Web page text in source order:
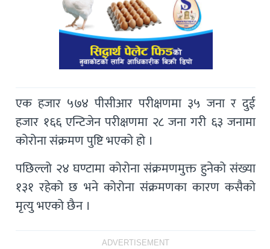
एक हजार ५७४ पीसीआर परीक्षणमा ३५ जना र दुई
हजार १६६ एन्टिजेन परीक्षणमा २८ जना गरी ६३ जनामा
कोरोना संक्रमण पुष्टि भएको हो ।
पछिल्लो २४ घण्टामा कोरोना संक्रमणमुक्त हुनेको संख्या
१३१ रहेको छ भने कोरोना संक्रमणका कारण कसैको
मृत्यु भएको छैन ।
ADVERTISEMENT